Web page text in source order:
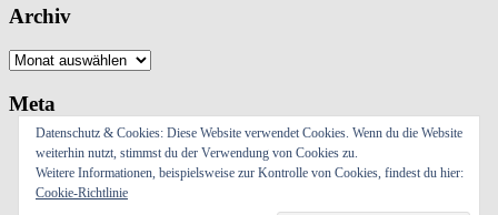
Archiv
Archiv
Meta
Anmelden
Eintrags-Feed
Kommentar-Feed
WordPress.org
Datenschutz & Cookies: Diese Website verwendet Cookies. Wenn du die Website
weiterhin nutzt, stimmst du der Verwendung von Cookies zu.
Weitere Informationen, beispielsweise zur Kontrolle von Cookies, findest du hier:
Cookie-Richtlinie